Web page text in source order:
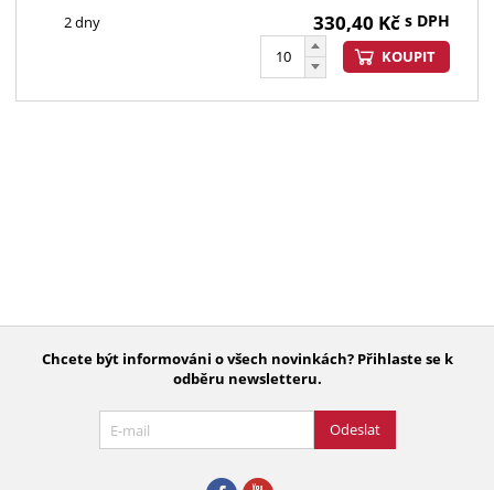
2 dny 330,40 Kč s DPH
KOUPIT
Chcete být informováni o všech novinkách? Přihlaste se k
odběru newsletteru.
Odeslat